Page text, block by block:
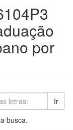
por
Ir
busca.